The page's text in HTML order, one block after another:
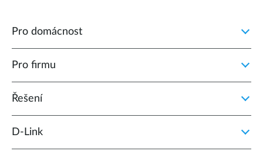
Pro domácnost
Pro firmu
Řešení
D‑Link